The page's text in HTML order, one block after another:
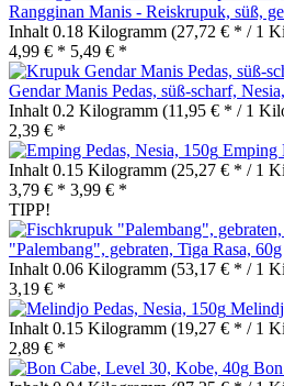
Rangginan Manis - Reiskrupuk, süß,
Inhalt 0.18 Kilogramm (27,72 € * / 1
4,99 € * 5,49 € *
Gendar Manis Pedas, süß-scharf,
Inhalt 0.2 Kilogramm (11,95 € * / 1
2,39 € *
Emping
Inhalt 0.15 Kilogramm (25,27 € * / 1
3,79 € * 3,99 € *
TIPP!
"Palembang", gebraten, Tiga Rasa, 60g
Inhalt 0.06 Kilogramm (53,17 € * / 1
3,19 € *
Inhalt 0.15 Kilogramm (19,27 € * / 1
2,89 € *